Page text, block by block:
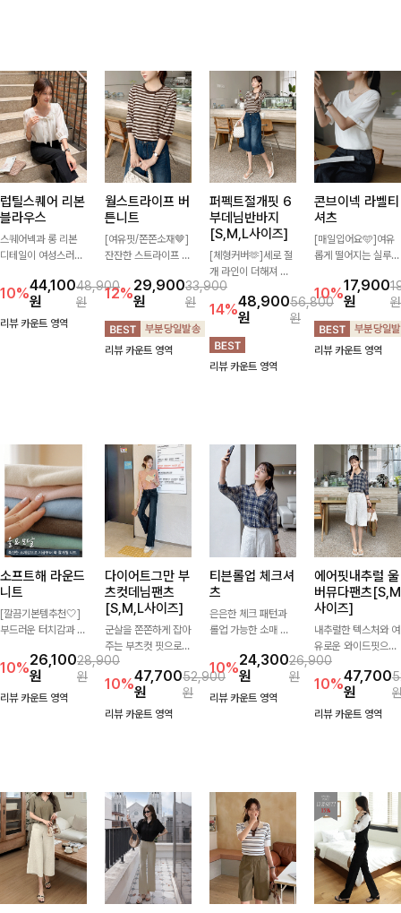
럽틸스퀘어 리본
블라우스
스퀘어넥과 롱 리본
디테일이 여성스러운
는 블라우스입니다.
자연스럽게 잡힌 셔링
과 봉긋한 소매가 여
10%44,100
원
48,900
원
리뷰 카운트 영역
월스트라이프 버
튼니트
[여유핏/쫀쫀소재🤎]
잔잔한 스트라이프 패
더해져 캐주얼하면서
도 세련된 무드를 연
출해주는 니트- 가볍
고 부드러운 착용감으
로 단독은 물론 데일
12%29,900
원
33,900
원
리뷰 카운트 영역
퍼펙트절개핏 6
부데님반바지
[S,M,L사이즈]
[체형커버🫶]세로 절
개 라인이 더해져 다
리 라인을 더욱 길고
슬림하게 연출해주는
5부 데님 반바지 🤍
부담 없는 기장과 여
유로운 핏으로 편안하
게 착용되며 다양한
14%48,900
원
56,800
원
리뷰 카운트 영역
콘브이넥 라벨티
셔츠
[매일입어요🩵]여유
롭게 떨어지는 실루엣
자인으로 데일리하게
즐기기 좋은 티셔츠-
소매 라벨 디테일이
은은한 포인트를 더해
심플하면서도 센스 있
10%17,900
원
원
리뷰 카운트 영역
소프트해 라운드
니트
[깔끔기본템추천🤍]
부드러운 터치감과 군
로 매일 손이 가는 자
체제작 니트입니다.
자연스럽게 떨어지는
10%26,100
원
28,900
원
리뷰 카운트 영역
다이어트그만 부
츠컷데님팬츠
[S,M,L사이즈]
군살을 쫀쫀하게 잡아
주는 부츠컷 핏으로
다리 라인을 이쁘고
깔끔하게 만들어주고
진청 색감으로 더욱
슬림해보이는 효과를
10%47,700
원
52,900
원
리뷰 카운트 영역
티븐롤업 체크셔
츠
은은한 체크 패턴과
롤업 가능한 소매 디
를 연출하실 수 있어
요🌿 차르르 흐르는
가벼운 소재와 여유로
10%24,300
원
26,900
원
리뷰 카운트 영역
에어핏내추럴 울
버뮤다팬츠[S,M
사이즈]
내추럴한 텍스처와 여
유로운 와이드핏으로
군살은 자연스럽게 커
버해드리는 버뮤다 팬
츠 🤍 깔끔한 허리 디
테일과 편안한 착용감
10%47,700
원
리뷰 카운트 영역